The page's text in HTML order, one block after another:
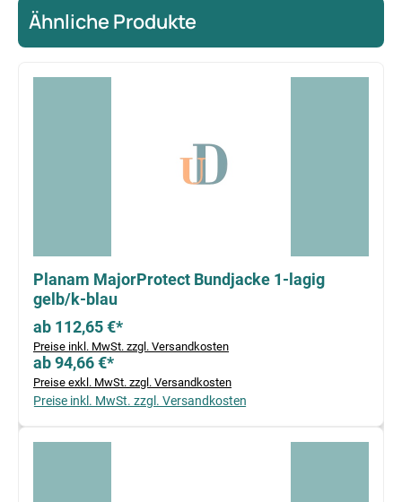
Ähnliche Produkte
Planam MajorProtect Bundjacke 1-lagig
gelb/k-blau
ab 112,65 €*
Preise inkl. MwSt. zzgl. Versandkosten
ab 94,66 €*
Preise exkl. MwSt. zzgl. Versandkosten
Preise inkl. MwSt. zzgl. Versandkosten